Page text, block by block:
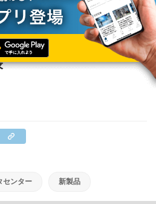
製品や新パートナーシップ発表
戦略説明会-新製品や新パ
センター 新製品